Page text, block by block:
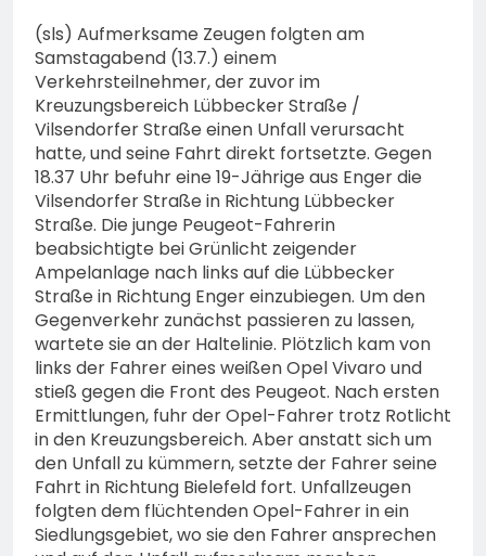
(sls) Aufmerksame Zeugen folgten am
Samstagabend (13.7.) einem
Verkehrsteilnehmer, der zuvor im
Kreuzungsbereich Lübbecker Straße /
Vilsendorfer Straße einen Unfall verursacht
hatte, und seine Fahrt direkt fortsetzte. Gegen
18.37 Uhr befuhr eine 19-Jährige aus Enger die
Vilsendorfer Straße in Richtung Lübbecker
Straße. Die junge Peugeot-Fahrerin
beabsichtigte bei Grünlicht zeigender
Ampelanlage nach links auf die Lübbecker
Straße in Richtung Enger einzubiegen. Um den
Gegenverkehr zunächst passieren zu lassen,
wartete sie an der Haltelinie. Plötzlich kam von
links der Fahrer eines weißen Opel Vivaro und
stieß gegen die Front des Peugeot. Nach ersten
Ermittlungen, fuhr der Opel-Fahrer trotz Rotlicht
in den Kreuzungsbereich. Aber anstatt sich um
den Unfall zu kümmern, setzte der Fahrer seine
Fahrt in Richtung Bielefeld fort. Unfallzeugen
folgten dem flüchtenden Opel-Fahrer in ein
Siedlungsgebiet, wo sie den Fahrer ansprechen